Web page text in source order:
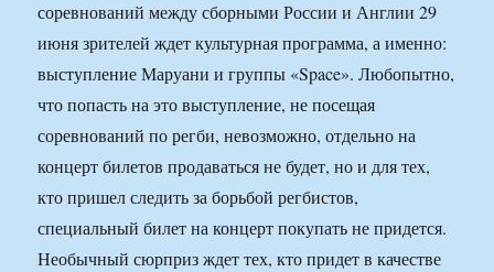
соревнований между сборными России и Англии 29
июня зрителей ждет культурная программа, а именно:
выступление Маруани и группы «Space». Любопытно,
что попасть на это выступление, не посещая
соревнований по регби, невозможно, отдельно на
концерт билетов продаваться не будет, но и для тех,
кто пришел следить за борьбой регбистов,
специальный билет на концерт покупать не придется.
Необычный сюрприз ждет тех, кто придет в качестве